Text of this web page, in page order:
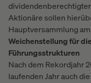
Aktionäre sollen
Hauptversammlung
Weichenstellung für
Führungsstrukturen
Nach dem Rekordjahr
laufenden Jahr auch